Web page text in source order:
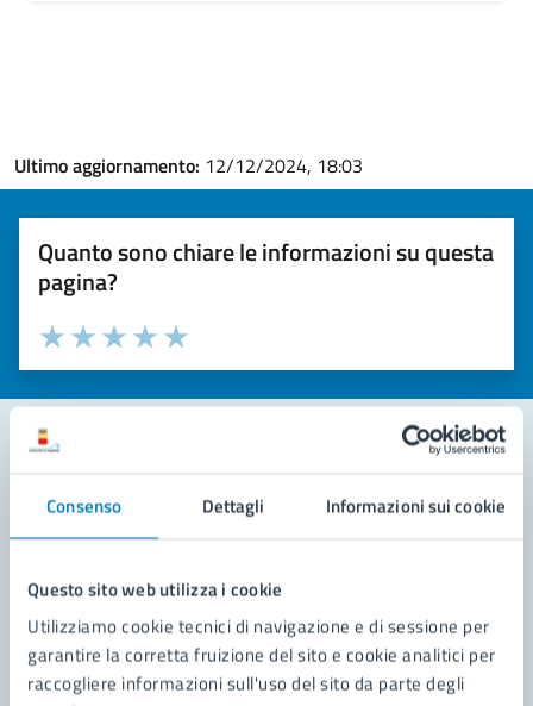
Consenso Dettagli Informazioni sui cookie
Questo sito web utilizza i cookie
Utilizziamo cookie tecnici di navigazione e di sessione per
garantire la corretta fruizione del sito e cookie analitici per
raccogliere informazioni sull'uso del sito da parte degli
Ultimo aggiornamento: 12/12/2024, 18:03
Quanto sono chiare le informazioni su questa
pagina?
Valuta la chiarezza delle informazioni (da 1 a 5 stelle)
Seleziona il numero di stelle per valutare la chiarezza delle
Valuta 5 stelle su 5
Valuta 4 stelle su 5
Valuta 3 stelle su 5
Valuta 2 stelle su 5
Valuta 1 stelle su 5
Contatta il comune
Leggi le domande frequenti
Richiedi assistenza
Prenota appuntamento